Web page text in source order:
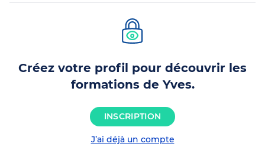
Créez votre profil pour découvrir les
formations de Yves.
INSCRIPTION
J’ai déjà un compte